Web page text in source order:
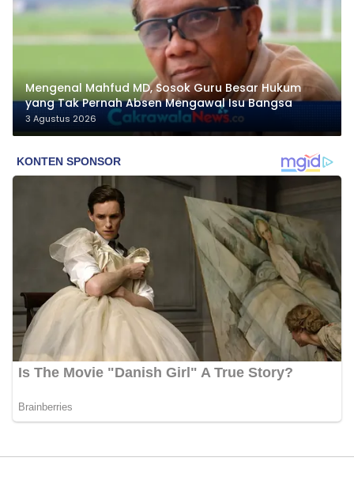
Mengenal Mahfud MD, Sosok Guru Besar Hukum
yang Tak Pernah Absen Mengawal Isu Bangsa
3 Agustus 2026